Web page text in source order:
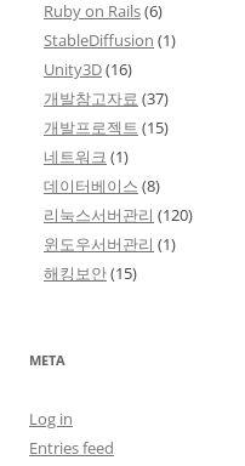
Ruby on Rails(6)
StableDiffusion (1)
Unity3D(16)
개발참고자료 (37)
개발프로젝트 (15)
네트워크 (1)
데이터베이스 (8)
리눅스서버관리 (120)
윈도우서버관리 (1)
해킹보안(15)
META
Log in
Entries feed